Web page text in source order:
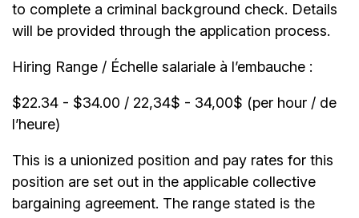
to complete a criminal background check. Details
will be provided through the application process.
Hiring Range / Échelle salariale à l’embauche :
$22.34 - $34.00 / 22,34$ - 34,00$ (per hour / de
l’heure)
This is a unionized position and pay rates for this
position are set out in the applicable collective
bargaining agreement. The range stated is the